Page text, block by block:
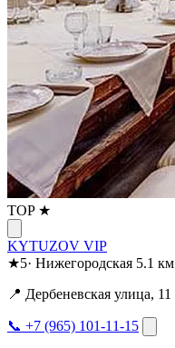
TOP ★
KYTUZOV VIP
★5· Нижегородская 5.1 км
📍 Дербеневская улица, 11
📞 +7 (965) 101-11-15